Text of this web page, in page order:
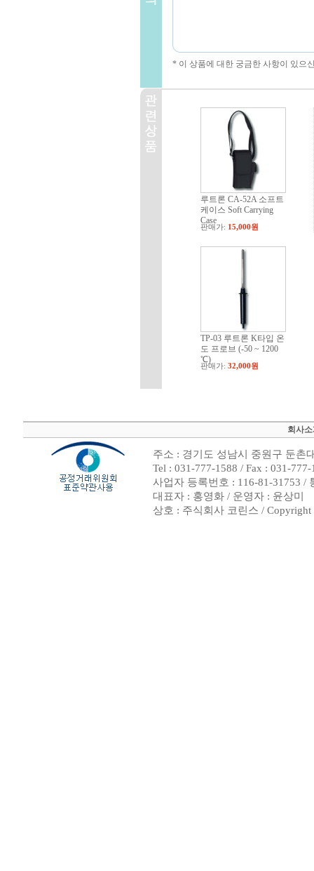
* 이 상품에 대한 궁금한 사항이 있으
루트론 CA-52A 소프트
케이스 Soft Carrying
Case
판매가: 15,000원
TP-03 루트론 K타입 온
도 프로브 (-50 ~ 1200
℃)
판매가: 32,000원
회사소
주소 : 경기도 성남시 중원구 둔촌
Tel : 031-777-1588 / Fax : 031-
사업자 등록번호 : 116-81-31753 /
대표자 : 홍영화 / 운영자 : 윤상미
상호 : 주식회사 코린스 /